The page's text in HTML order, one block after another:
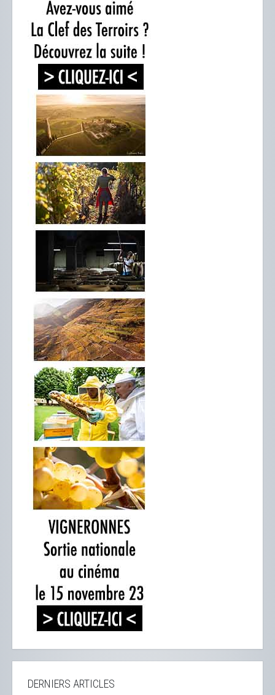
DERNIERS ARTICLES